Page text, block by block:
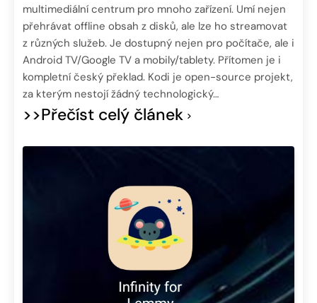
multimediální centrum pro mnoho zařízení. Umí nejen
přehrávat offline obsah z disků, ale lze ho streamovat
z různých služeb. Je dostupný nejen pro počítače, ale i
Android TV/Google TV a mobily/tablety. Přítomen je i
kompletní český překlad. Kodi je open-source projekt,
za kterým nestojí žádný technologický…
>>Přečíst celý článek